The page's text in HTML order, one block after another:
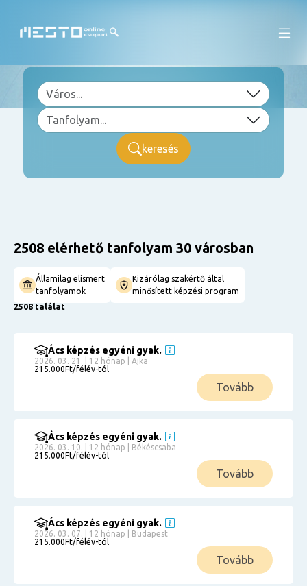
keresés
2508 elérhető tanfolyam 30 városban
Államilag elismert
tanfolyamok
Kizárólag szakértő által
minősített képzési program
2508 találat
Ács képzés egyéni gyak.
2026. 03. 21. | 12 hónap | Ajka
215.000Ft/félév-tól
Tovább
Ács képzés egyéni gyak.
2026. 03. 10. | 12 hónap | Békéscsaba
215.000Ft/félév-tól
Tovább
Ács képzés egyéni gyak.
2026. 03. 07. | 12 hónap | Budapest
215.000Ft/félév-tól
Tovább